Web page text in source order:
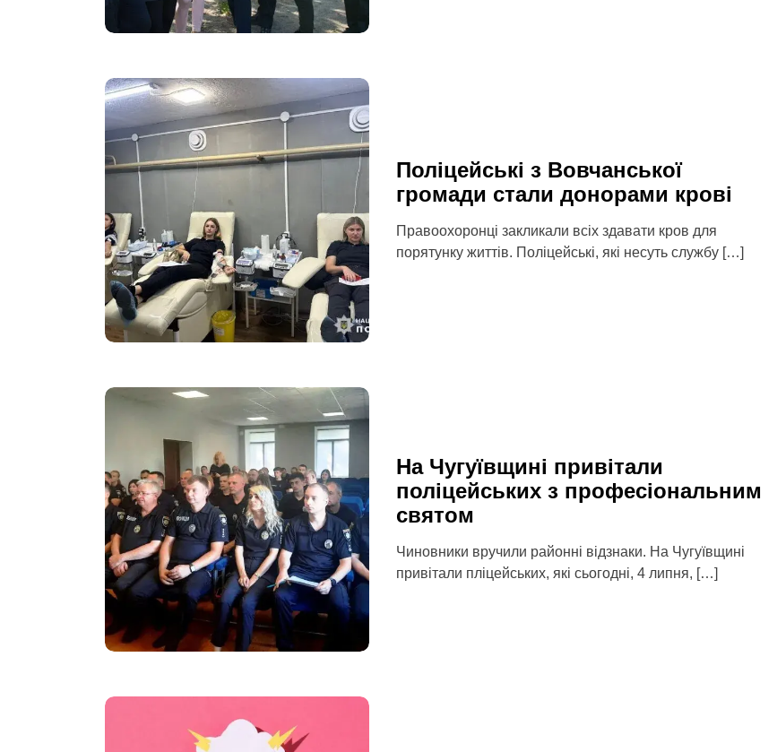
Поліцейські з Вовчанської
громади стали донорами крові
Правоохоронці закликали всіх здавати кров для
порятунку життів. Поліцейські, які несуть службу […]
На Чугуївщині привітали
поліцейських з професіональним
святом
Чиновники вручили районні відзнаки. На Чугуївщині
привітали пліцейських, які сьогодні, 4 липня, […]